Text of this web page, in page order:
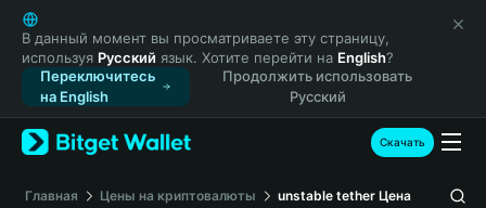
English
日本語
Tiếng Việt
Русский
Español (Latinoamérica)
Türkçe
Français
В данный момент вы просматриваете эту страницу,
используя Русский язык. Хотите перейти на English?
Переключитесь
на English
Продолжить использовать
Русский
Скачать
Главная Цены на криптовалюты unstable tether Цена